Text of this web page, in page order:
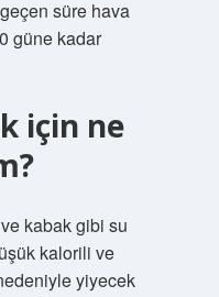
süre hava
güne kadar
için ne
kabak gibi su
kalorili ve
yiyecek